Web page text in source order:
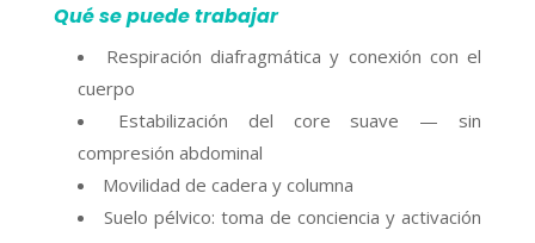
Qué se puede trabajar
Respiración diafragmática y conexión con el
cuerpo
Estabilización del core suave — sin
compresión abdominal
Movilidad de cadera y columna
Suelo pélvico: toma de conciencia y activación